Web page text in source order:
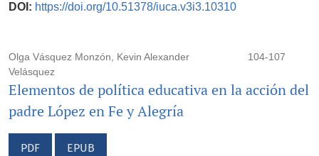
DOI: https://doi.org/10.51378/iuca.v3i3.10310
Olga Vásquez Monzón, Kevin Alexander
Velásquez
104-107
Elementos de política educativa en la acción del
padre López en Fe y Alegría
PDF EPUB